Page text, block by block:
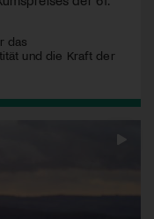
das
und die Kraft der